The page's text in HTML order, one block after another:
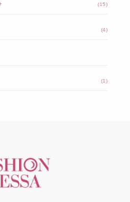
(15)
(4)
(1)